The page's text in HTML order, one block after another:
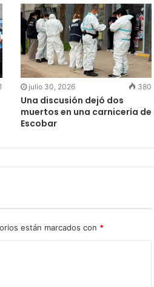
julio 30, 2026 380
Una discusión dejó dos
muertos en una carnicería de
Escobar
están marcados con *